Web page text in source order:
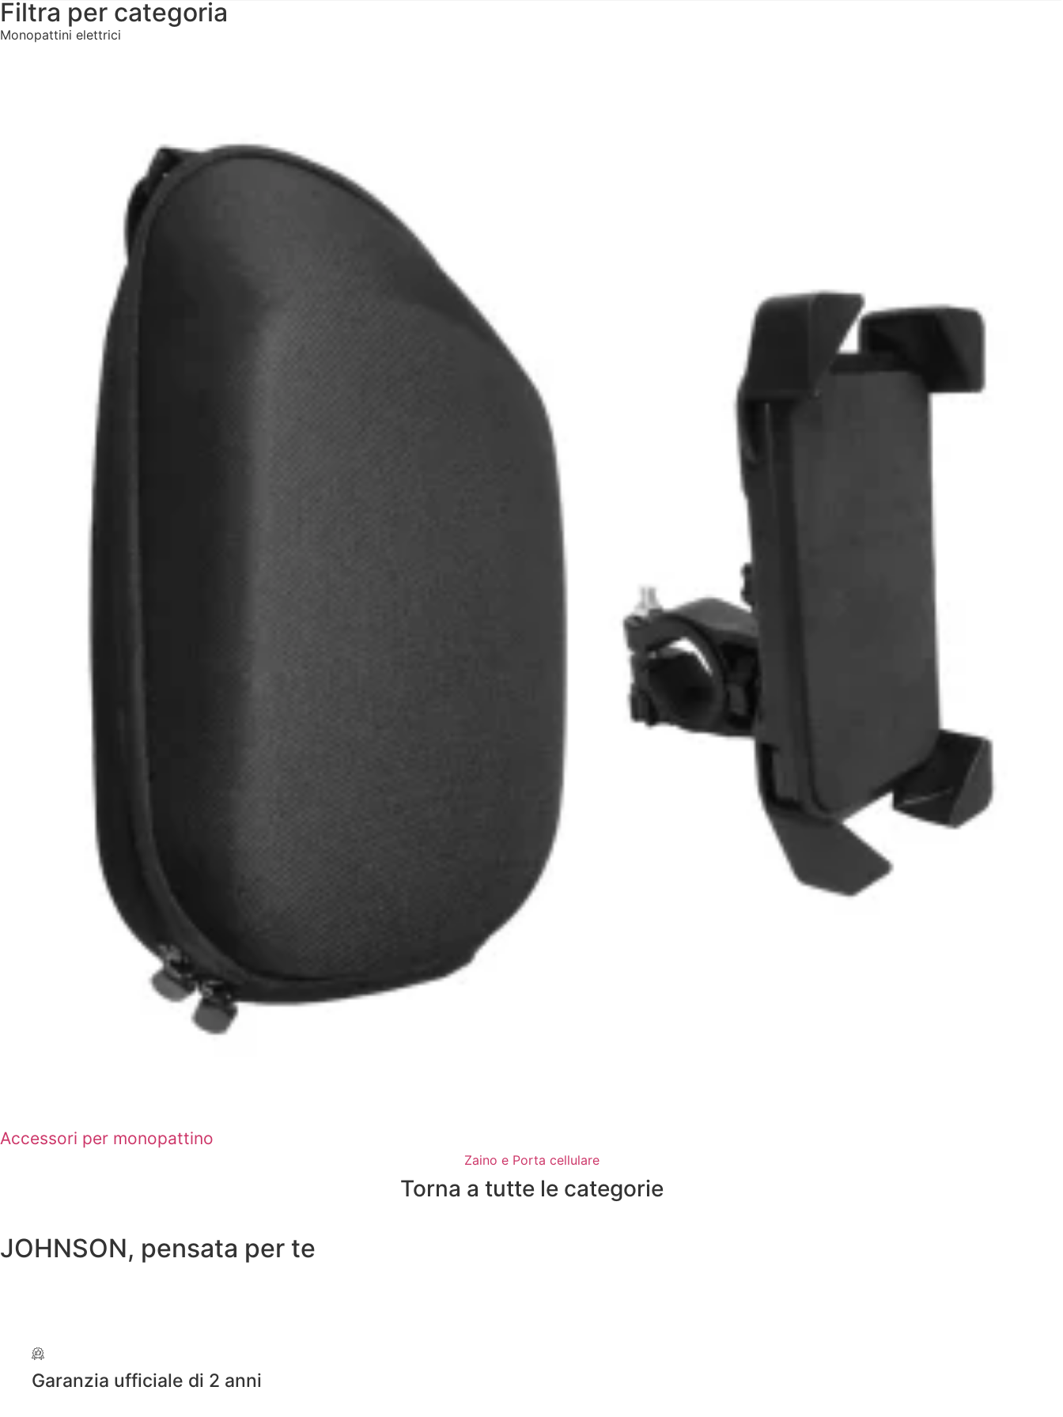
Filtra per categoria
Monopattini elettrici
Accessori per monopattino
Zaino e Porta cellulare
Torna a tutte le categorie
JOHNSON, pensata per te
Garanzia ufficiale di 2 anni